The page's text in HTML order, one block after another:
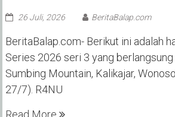
26 Juli, 2026 BeritaBalap.com
BeritaBalap.com- Berikut ini adalah
Series 2026 seri 3 yang
Sumbing Mountain, Kalikajar,
27/7). R4NU
Read More